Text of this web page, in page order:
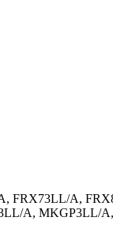
FRX73LL/A,
A, MKGP3LL/